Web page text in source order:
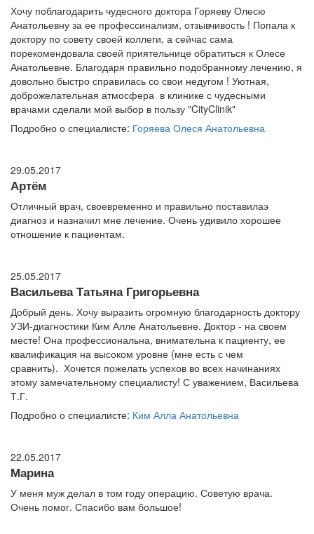
Хочу поблагодарить чудесного доктора Горяеву Олесю
Анатольевну за ее профессинализм, отзывчивость ! Попала к
доктору по совету своей коллеги, а сейчас сама
порекомендовала своей приятельнице обратиться к Олесе
Анатольевне. Благодаря правильно подобранному лечению, я
довольно быстро справилась со свои недугом ! Уютная,
доброжелательная атмосфера в клинике с чудесными
врачами сделали мой выбор в пользу "CityClinik"
Подробно о специалисте: Горяева Олеся Анатольевна
29.05.2017
Артём
Отличный врач, своевременно и правильно поставилаэ
диагноз и назначил мне лечение. Очень удивило хорошее
отношение к пациентам.
25.05.2017
Васильева Татьяна Григорьевна
Добрый день. Хочу выразить огромную благодарность доктору
УЗИ-диагностики Ким Алле Анатольевне. Доктор - на своем
месте! Она профессиональна, внимательна к пациенту, ее
квалификация на высоком уровне (мне есть с чем
сравнить). Хочется пожелать успехов во всех начинаниях
этому замечательному специалисту! С уважением, Васильева
Т.Г.
Подробно о специалисте: Ким Алла Анатольевна
22.05.2017
Марина
У меня муж делал в том году операцию. Советую врача.
Очень помог. Спасибо вам большое!